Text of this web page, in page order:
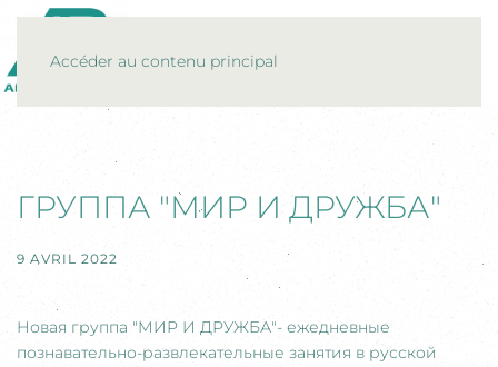
Accéder au contenu principal
ГРУППА "МИР И ДРУЖБА"
9 AVRIL 2022
Новая группа "МИР И ДРУЖБА"- ежедневные
познавательно-развлекательные занятия в русской